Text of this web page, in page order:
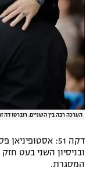
הערכה רבה בין השניים. רוברטו דה
דקה 51:
ובניסיון השני בעט
המסגרת.